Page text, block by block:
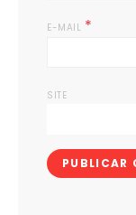
E-MAIL *
SITE